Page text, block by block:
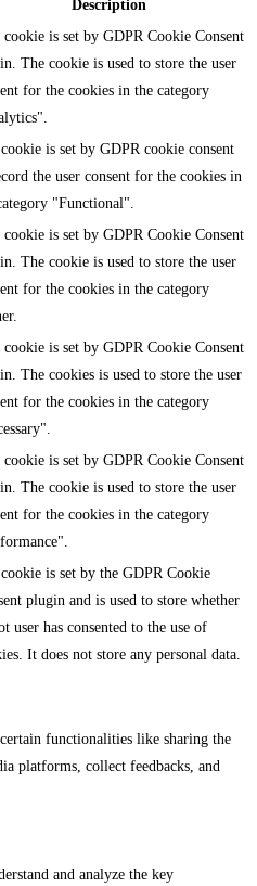
Description
cookie is set by GDPR Cookie Consent
The cookie is used to store the user
for the cookies in the category
is set by GDPR cookie consent
the user consent for the cookies in
"Functional".
cookie is set by GDPR Cookie Consent
The cookie is used to store the user
for the cookies in the category
cookie is set by GDPR Cookie Consent
The cookies is used to store the user
for the cookies in the category
cookie is set by GDPR Cookie Consent
The cookie is used to store the user
for the cookies in the category
is set by the GDPR Cookie
plugin and is used to store whether
user has consented to the use of
It does not store any personal data.
functionalities like sharing the
platforms, collect feedbacks, and
and analyze the key